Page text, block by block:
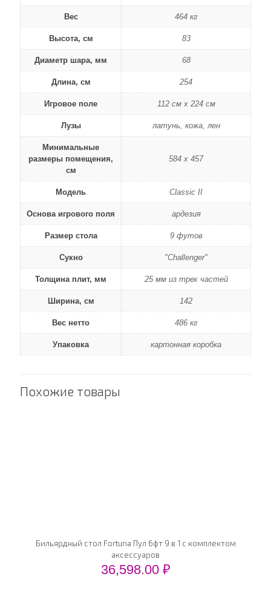
Вес 464 кг
Высота, см 83
Диаметр шара, мм 68
Длина, см 254
Игровое поле 112 см х 224 см
Лузы латунь, кожа, лен
Минимальные
размеры помещения,
см
584 х 457
Модель Classic II
Основа игрового поля ардезия
Размер стола 9 футов
Сукно "Challenger"
Толщина плит, мм 25 мм из трех частей
Ширина, см 142
Вес нетто 486 кг
Упаковка картонная коробка
Похожие товары
Бильярдный стол Fortuna Пул 6фт 9 в 1 с комплектом
аксессуаров
36,598.00 ₽